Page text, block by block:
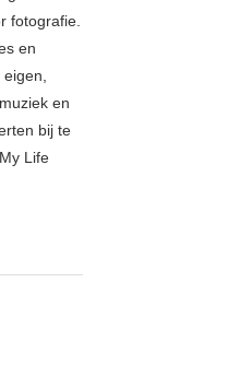
fotografie.
en
en
bij te
Life